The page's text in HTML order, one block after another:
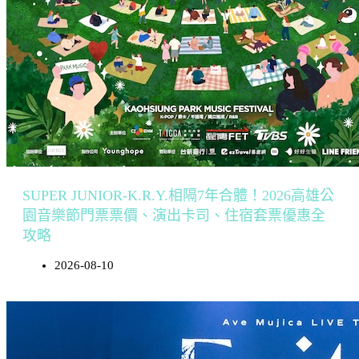
SUPER JUNIOR-K.R.Y.相隔7年合體！2026高雄公
園音樂節門票票價、演出卡司、住宿套票優惠全
攻略
2026-08-10